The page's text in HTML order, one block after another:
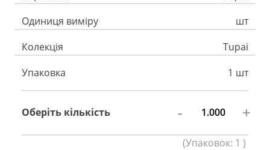
Одиниця виміру
шт
Колекція
Tupai
Упаковка
1 шт
Оберіть кількість - +
(Упаковок: 1 )